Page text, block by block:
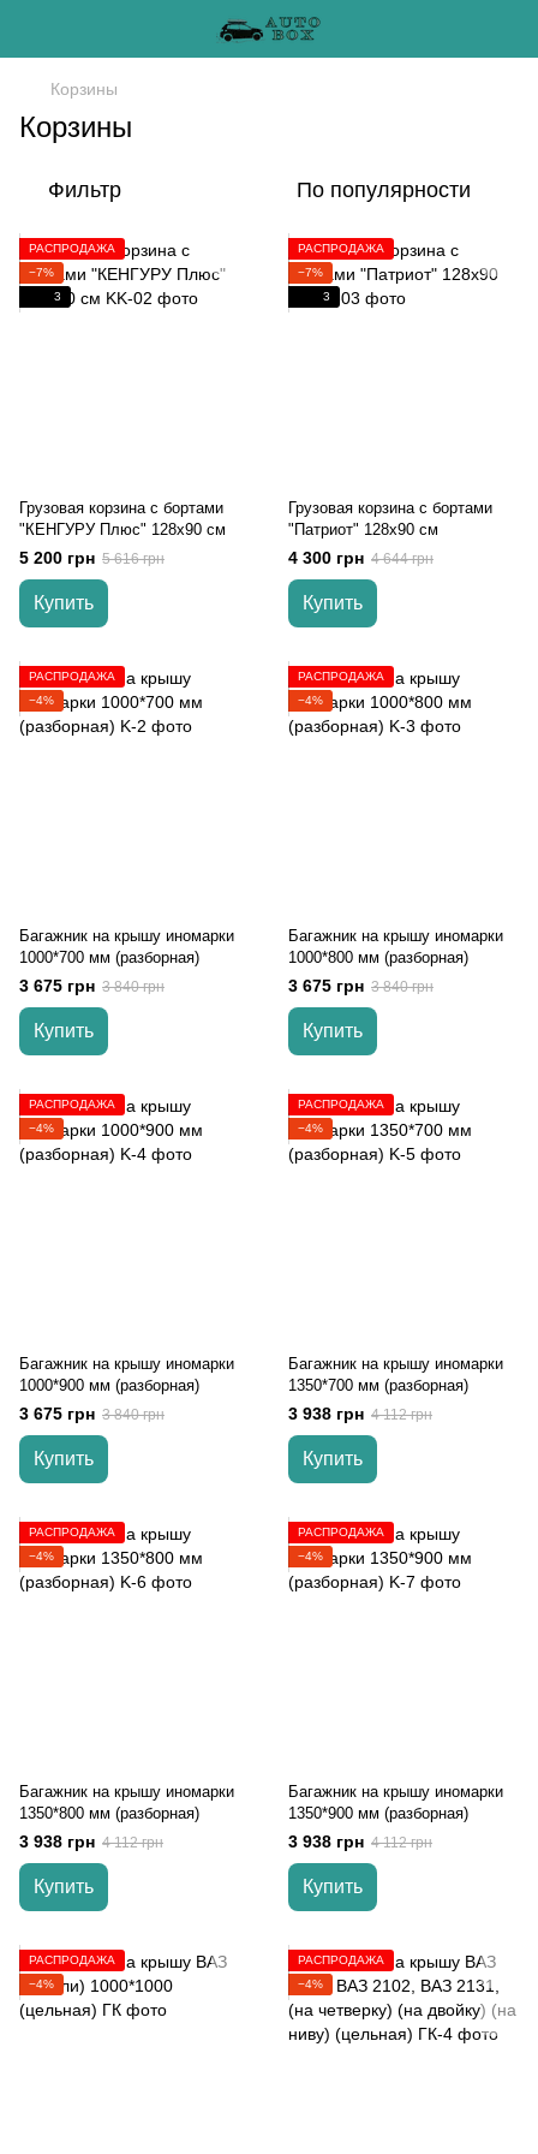
Корзины
Корзины
Фильтр По популярности
РАСПРОДАЖА
−7%
3
Грузовая корзина с бортами
"КЕНГУРУ Плюс" 128х90 см
5 200 грн 5 616 грн
Купить
РАСПРОДАЖА
−7%
3
Грузовая корзина с бортами
"Патриот" 128х90 см
4 300 грн 4 644 грн
Купить
РАСПРОДАЖА
−4%
Багажник на крышу иномарки
1000*700 мм (разборная)
3 675 грн 3 840 грн
Купить
РАСПРОДАЖА
−4%
Багажник на крышу иномарки
1000*800 мм (разборная)
3 675 грн 3 840 грн
Купить
РАСПРОДАЖА
−4%
Багажник на крышу иномарки
1000*900 мм (разборная)
3 675 грн 3 840 грн
Купить
РАСПРОДАЖА
−4%
Багажник на крышу иномарки
1350*700 мм (разборная)
3 938 грн 4 112 грн
Купить
РАСПРОДАЖА
−4%
Багажник на крышу иномарки
1350*800 мм (разборная)
3 938 грн 4 112 грн
Купить
РАСПРОДАЖА
−4%
Багажник на крышу иномарки
1350*900 мм (разборная)
3 938 грн 4 112 грн
Купить
РАСПРОДАЖА
−4%
РАСПРОДАЖА
−4%